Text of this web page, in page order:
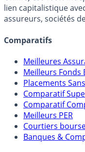
lien capitalistique
assureurs, sociétés
Comparatifs
Meilleures
Meilleurs Fonds
Placements
Comparatif
Comparatif
Meilleurs PER
Courtiers
Banques &